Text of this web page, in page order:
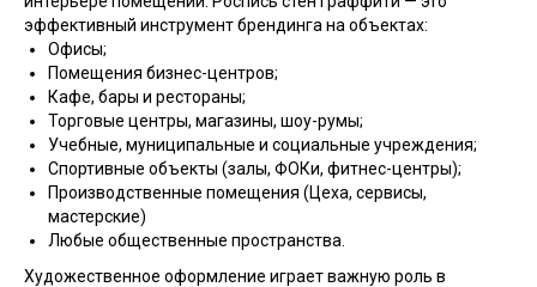
эффективный инструмент брендинга на объектах:
Офисы;
Помещения бизнес-центров;
Кафе, бары и рестораны;
Торговые центры, магазины, шоу-румы;
Учебные, муниципальные и социальные учреждения;
Спортивные объекты (залы, ФОКи, фитнес-центры);
Производственные помещения (Цеха, сервисы,
мастерские)
Любые общественные пространства.
Художественное оформление играет важную роль в